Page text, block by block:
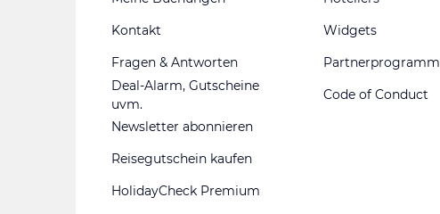
Kontakt
Fragen & Antworten
Deal-Alarm, Gutscheine
uvm.
Newsletter abonnieren
Reisegutschein kaufen
HolidayCheck Premium
Widgets
Partnerprogramm
Code of Conduct